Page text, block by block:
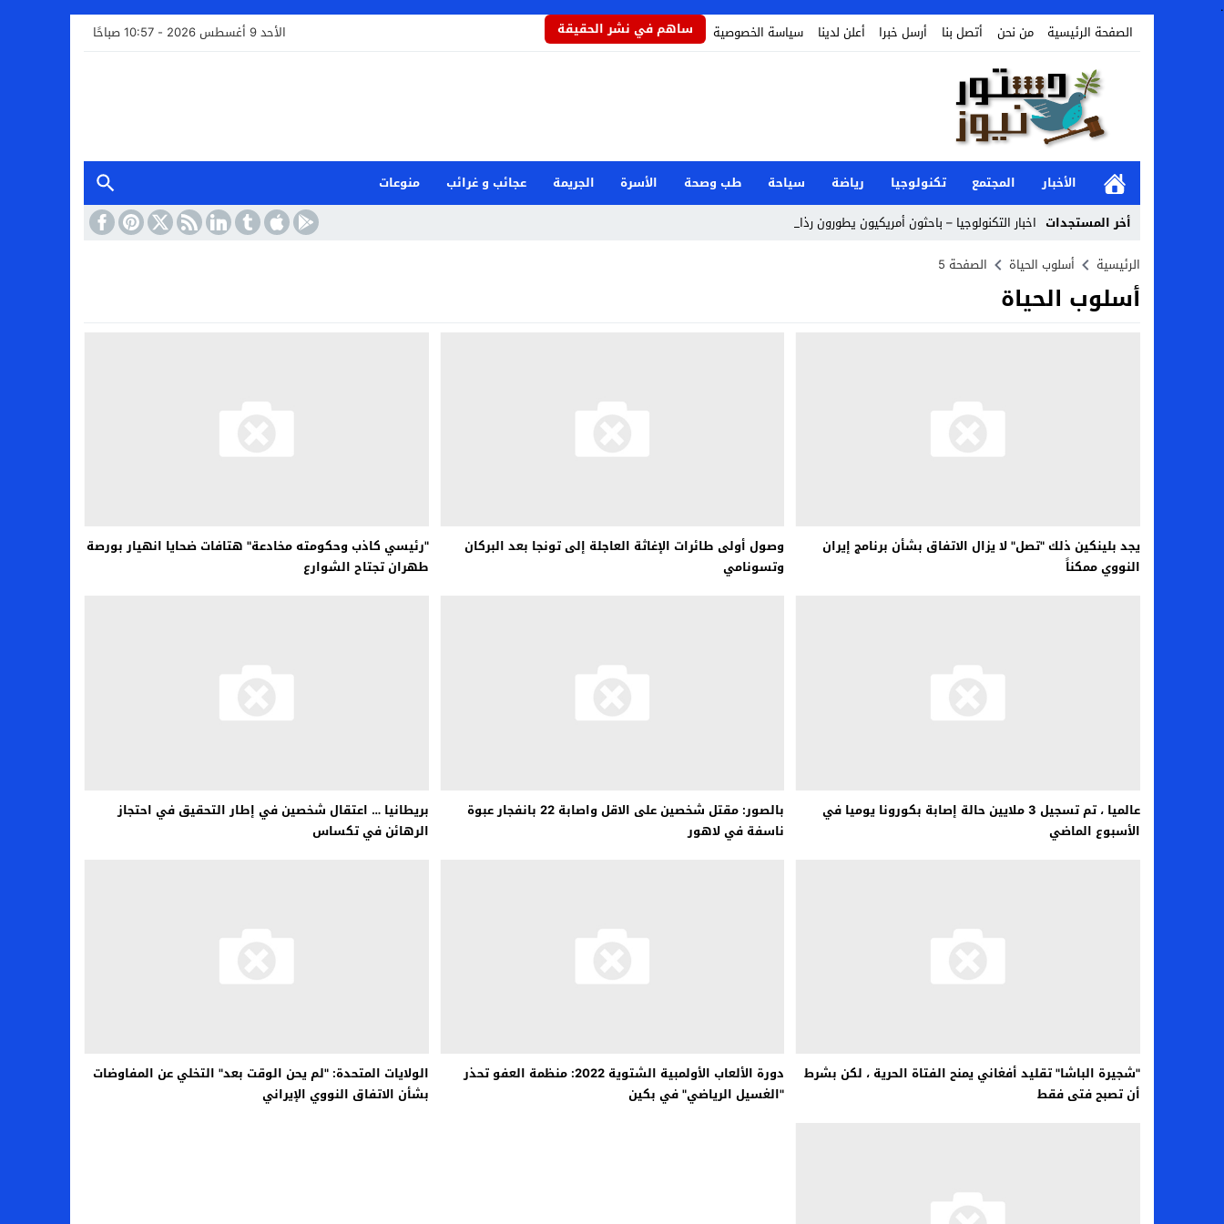
.
الصفحة الرئيسية
من نحن أتصل بنا أرسل خبرا أعلن لدينا سياسة الخصوصية ساهم في نشر الحقيقة الأحد 9 أغسطس 2026 - 10:57 صباحًا
الأخبار المجتمع تكنولوجيا رياضة سياحة طب وصحة الأسرة الجريمة عجائب و غرائب
منوعات
أخر المستجدات اخبار التكنولوجيا – باحثون أمريكيون يطورون رذاذاً ي _
Stop
Previous
الرئيسية أسلوب الحياة الصفحة 5
أسلوب الحياة
يجد بلينكين ذلك "تصل" لا يزال الاتفاق بشأن برنامج إيران
النووي ممكناً
وصول أولى طائرات الإغاثة العاجلة إلى تونجا بعد البركان
وتسونامي
"رئيسي كاذب وحكومته مخادعة" هتافات ضحايا انهيار بورصة
طهران تجتاح الشوارع
عالميا ، تم تسجيل 3 ملايين حالة إصابة بكورونا يوميا في
الأسبوع الماضي
بالصور: مقتل شخصين على الاقل واصابة 22 بانفجار عبوة
ناسفة في لاهور
بريطانيا … اعتقال شخصين في إطار التحقيق في احتجاز
الرهائن في تكساس
"شجيرة الباشا" تقليد أفغاني يمنح الفتاة الحرية ، لكن بشرط
أن تصبح فتى فقط
دورة الألعاب الأولمبية الشتوية 2022: منظمة العفو تحذر
"الغسيل الرياضي" في بكين
الولايات المتحدة: "لم يحن الوقت بعد" التخلي عن المفاوضات
بشأن الاتفاق النووي الإيراني